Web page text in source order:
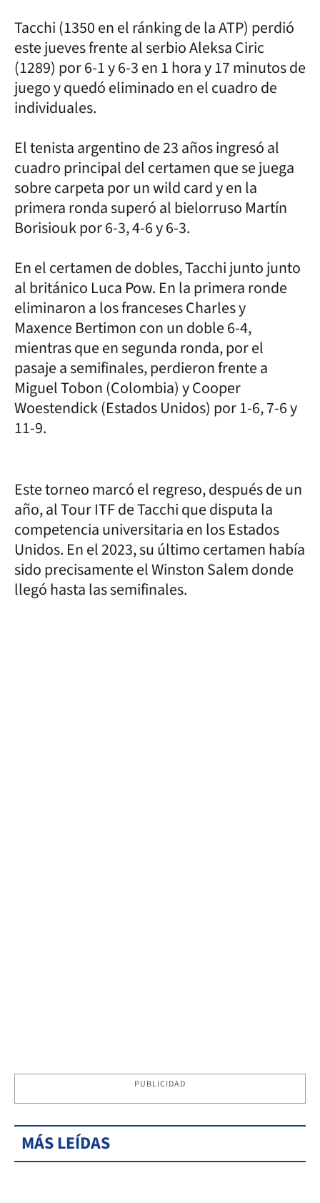
Tacchi (1350 en el ránking de la ATP) perdió
este jueves frente al serbio Aleksa Ciric
(1289) por 6-1 y 6-3 en 1 hora y 17 minutos de
juego y quedó eliminado en el cuadro de
individuales.
El tenista argentino de 23 años ingresó al
cuadro principal del certamen que se juega
sobre carpeta por un wild card y en la
primera ronda superó al bielorruso Martín
Borisiouk por 6-3, 4-6 y 6-3.
En el certamen de dobles, Tacchi junto junto
al británico Luca Pow. En la primera ronde
eliminaron a los franceses Charles y
Maxence Bertimon con un doble 6-4,
mientras que en segunda ronda, por el
pasaje a semifinales, perdieron frente a
Miguel Tobon (Colombia) y Cooper
Woestendick (Estados Unidos) por 1-6, 7-6 y
11-9.
Este torneo marcó el regreso, después de un
año, al Tour ITF de Tacchi que disputa la
competencia universitaria en los Estados
Unidos. En el 2023, su último certamen había
sido precisamente el Winston Salem donde
llegó hasta las semifinales.
PUBLICIDAD
MÁS LEÍDAS